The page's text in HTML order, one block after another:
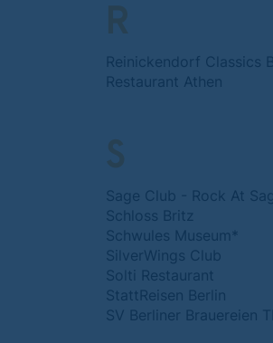
R
Reinickendorf Classics
Restaurant Athen
S
Sage Club - Rock At
Schloss Britz
Schwules Museum*
SilverWings Club
Solti Restaurant
StattReisen Berlin